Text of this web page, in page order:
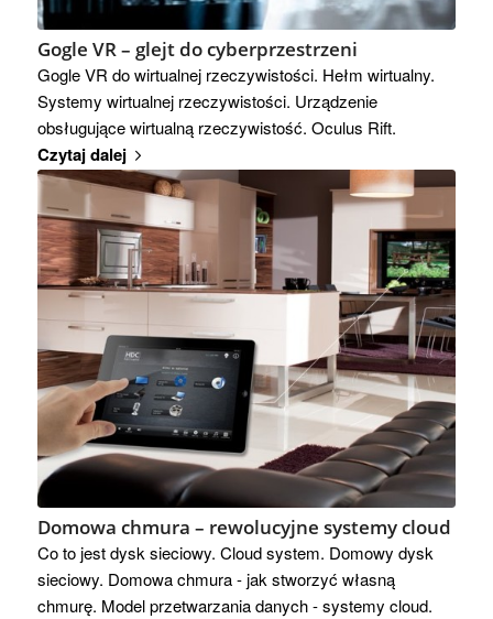
Gogle VR – glejt do cyberprzestrzeni
Gogle VR do wirtualnej rzeczywistości. Hełm wirtualny.
Systemy wirtualnej rzeczywistości. Urządzenie
obsługujące wirtualną rzeczywistość. Oculus Rift.
Czytaj dalej
Domowa chmura – rewolucyjne systemy cloud
Co to jest dysk sieciowy. Cloud system. Domowy dysk
sieciowy. Domowa chmura - jak stworzyć własną
chmurę. Model przetwarzania danych - systemy cloud.